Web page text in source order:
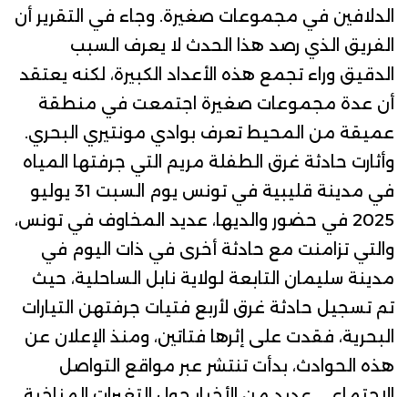
الدلافين في مجموعات صغيرة. وجاء في التقرير أن
الفريق الذي رصد هذا الحدث لا يعرف السبب
الدقيق وراء تجمع هذه الأعداد الكبيرة، لكنه يعتقد
أن عدة مجموعات صغيرة اجتمعت في منطقة
عميقة من المحيط تعرف بوادي مونتيري البحري.
وأثارت حادثة غرق الطفلة مريم التي جرفتها المياه
في مدينة قليبية في تونس يوم السبت 31 يوليو
2025 في حضور والديها، عديد المخاوف في تونس،
والتي تزامنت مع حادثة أخرى في ذات اليوم في
مدينة سليمان التابعة لولاية نابل الساحلية، حيث
تم تسجيل حادثة غرق لأربع فتيات جرفتهن التيارات
البحرية، فقدت على إثرها فتاتين، ومنذ الإعلان عن
هذه الحوادث، بدأت تنتشر عبر مواقع التواصل